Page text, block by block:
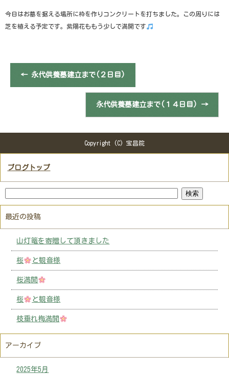
今日はお墓を据える場所に枠を作りコンクリートを打ちました。この周りには
芝を植える予定です。紫陽花ももう少しで満開です
←永代供養墓建立まで(２日目)
永代供養墓建立まで(１４日目) →
Copyright (C) 宝昌院
ブログトップ
最近の投稿
山灯篭を寄贈して頂きました
桜 と観音様
桜満開
桜 と観音様
枝垂れ梅満開
アーカイブ
2025年5月